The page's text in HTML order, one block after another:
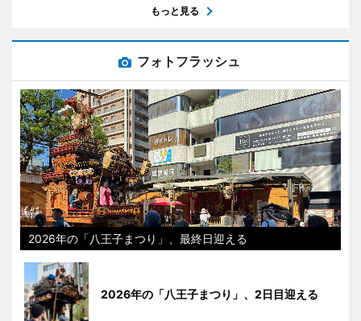
もっと見る
フォトフラッシュ
2026年の「八王子まつり」、最終日迎える
2026年の「八王子まつり」、2日目迎える